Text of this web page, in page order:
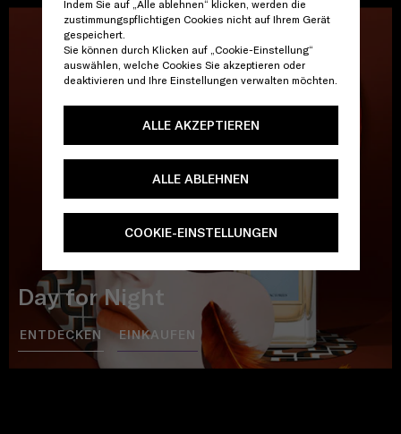
Indem Sie auf „Alle ablehnen“ klicken, werden die
zustimmungspflichtigen Cookies nicht auf Ihrem Gerät
gespeichert.
Sie können durch Klicken auf „Cookie-Einstellung“
auswählen, welche Cookies Sie akzeptieren oder
deaktivieren und Ihre Einstellungen verwalten möchten.
ALLE AKZEPTIEREN
ALLE ABLEHNEN
COOKIE-EINSTELLUNGEN
Day for Night
ENTDECKEN EINKAUFEN